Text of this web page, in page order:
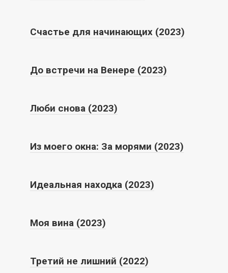
Счастье для начинающих (2023)
До встречи на Венере (2023)
Люби снова (2023)
Из моего окна: За морями (2023)
Идеальная находка (2023)
Моя вина (2023)
Третий не лишний (2022)